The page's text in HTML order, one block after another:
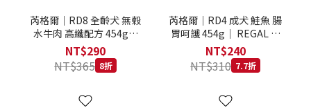
芮格爾｜RD8 全齡犬 無榖
水牛肉 高纖配方 454g｜
REGAL 天然犬糧 狗飼料
NT$290
NT$365 8折
芮格爾｜RD4 成犬 鮭魚 腸
胃呵護 454g｜ REGAL 天
然犬糧 狗飼料
NT$240
NT$310 7.7折